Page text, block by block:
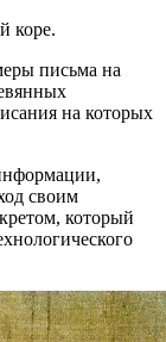
коре.
письма на
на которых
своим
который